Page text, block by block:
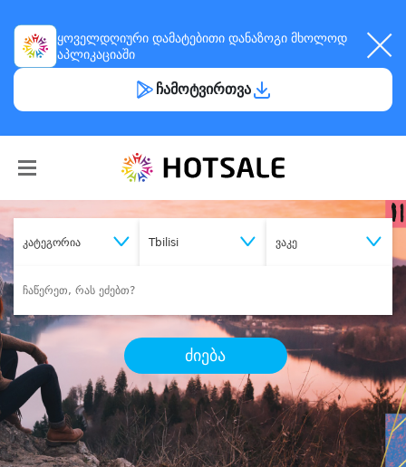
ყოველდღიური დამატებითი დანაზოგი მხოლოდ
აპლიკაციაში
ჩამოტვირთვა
კატეგორია Tbilisi ვაკე
ძიება
შეიძინესასურველი მომსახურება
დიდი დანაზოგით